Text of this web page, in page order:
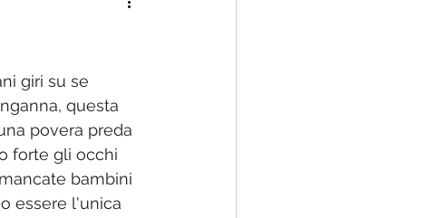
La famiglia rinnovata
giri su se
questa
povera preda
forte gli occhi
bambini
essere l'unica